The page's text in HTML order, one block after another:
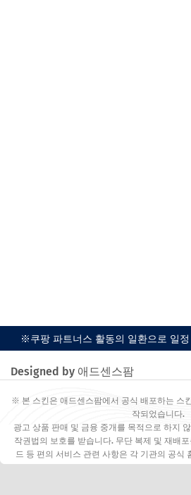
※쿠팡 파트너스 활동의 일환으로 일
Designed by 애드센스팜
※ 본 스킨은 애드센스팜에서 공식 배포하는 스
작되었습니다.
광고 상품 판매 및 금융 중개를 목적으로 하지
작권법의 보호를 받습니다. 무단 복제 및 재배포
드 등 편의 서비스 관련 사항은 각 기관의 공식